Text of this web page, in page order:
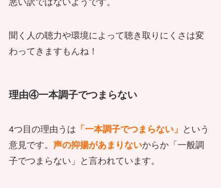
悪い訳ではないようです。
聞く人の聴力や環境によって聴き取りにくさは変
わってきますもんね！
理由④一本調子でつまらない
4つ目の理由うは 「一本調子でつまらない」
という
意見です。 声の抑揚があまりないからか「一般調
子でつまらない」と言われています。